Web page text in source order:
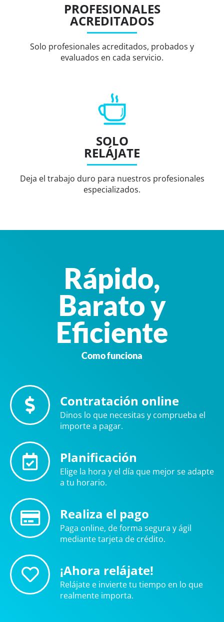
PROFESIONALES
ACREDITADOS
Solo profesionales acreditados, probados y
evaluados en cada servicio.
SOLO
RELÁJATE
Deja el trabajo duro para nuestros profesionales
especializados.
Rápido,
Barato y
Eficiente
Como funciona
Contratación online
Dinos lo que necesitas y comprueba el
importe a pagar.
Planificación
Elige la hora y el día que mejor se adapte
a tu horario.
Realiza el pago
Paga online, de forma segura y ágil
mediante tarjeta de crédito.
¡Ahora relájate!
Relájate e invierte tu tiempo en lo que
realmente importa.